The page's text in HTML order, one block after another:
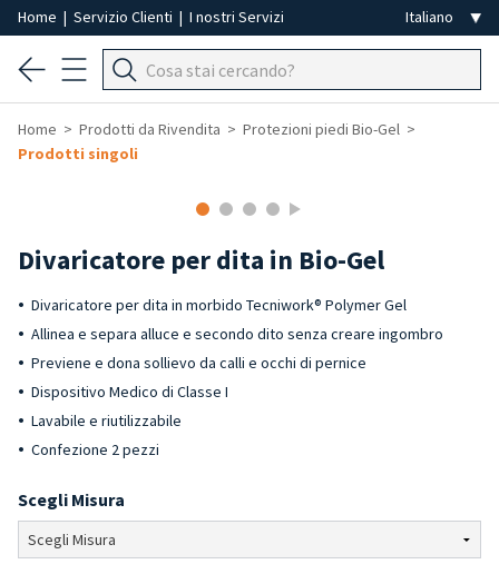
Home | Servizio Clienti | I nostri Servizi
Home Prodotti da Rivendita
Protezioni piedi Bio-Gel
Prodotti singoli
Divaricatore per dita in Bio-Gel
Divaricatore per dita in morbido Tecniwork® Polymer Gel
Allinea e separa alluce e secondo dito senza creare ingombro
Previene e dona sollievo da calli e occhi di pernice
Dispositivo Medico di Classe I
Lavabile e riutilizzabile
Confezione 2 pezzi
Scegli Misura